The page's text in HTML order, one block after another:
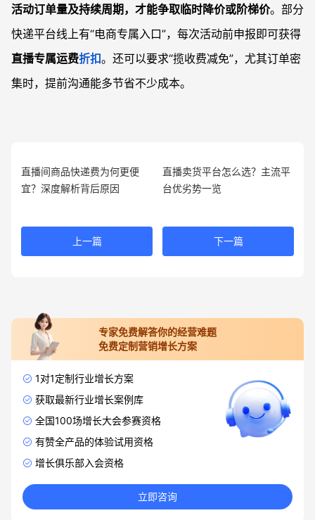
活动订单量及持续周期，才能争取临时降价或阶梯价。部分
快递平台线上有“电商专属入口”，每次活动前申报即可获得
直播专属运费折扣。还可以要求“揽收费减免”，尤其订单密
集时，提前沟通能多节省不少成本。
直播间商品快递费为何更便
宜？深度解析背后原因
上一篇
直播卖货平台怎么选？主流平
台优劣势一览
下一篇
专家免费解答你的经营难题
免费定制营销增长方案
1对1定制行业增长方案
获取最新行业增长案例库
全国100场增长大会参赛资格
有赞全产品的体验试用资格
增长俱乐部入会资格
立即咨询